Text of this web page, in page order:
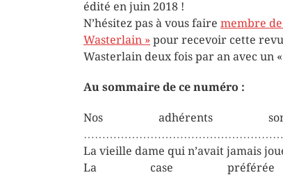
édité en juin 2018 !
N’hésitez pas à vous faire membre de
Wasterlain » pour recevoir cette
Wasterlain deux fois par an avec un
Au sommaire de ce numéro :
Nos adhérents
La vieille dame qui n’avait
La case